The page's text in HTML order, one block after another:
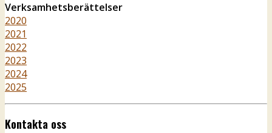
Verksamhetsberättelser
2020
2021
2022
2023
2024
2025
Kontakta oss